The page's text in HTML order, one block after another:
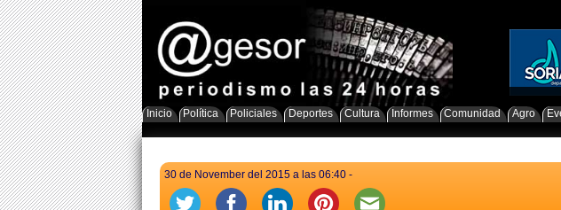
Inicio Política Policiales Deportes Cultura Informes Comunidad Agro
30 de November del 2015 a las 06:40 -